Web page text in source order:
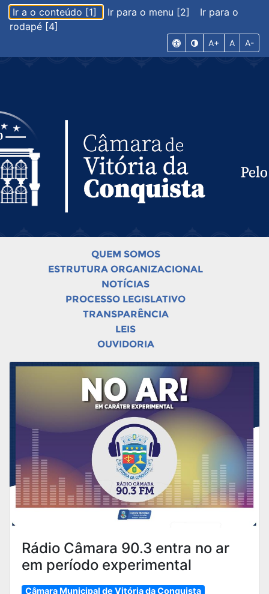
Ir a o conteúdo [1] Ir para o menu [2]
Ir para o
rodapé [4]
A+ A A-
QUEM SOMOS
ESTRUTURA ORGANIZACIONAL
NOTÍCIAS
PROCESSO LEGISLATIVO
TRANSPARÊNCIA
LEIS
OUVIDORIA
Rádio Câmara 90.3 entra no ar
em período experimental
Câmara Municipal de Vitória da Conquista